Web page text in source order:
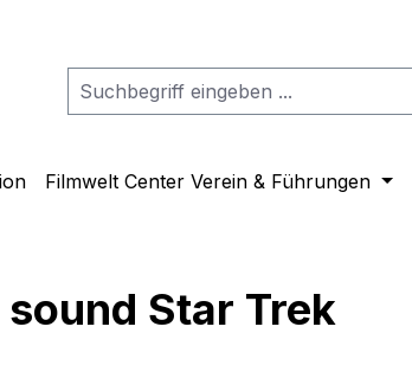
Filmwelt Center Verein & Führungen
Star Trek